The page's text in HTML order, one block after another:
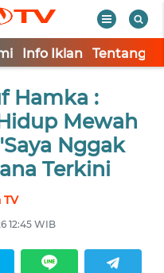
Info Iklan Tentang
Hamka :
Mewah
Nggak
Terkini
12:45 WIB